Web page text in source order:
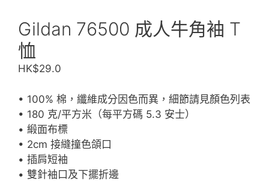
Gildan 76500 成人牛角袖 T
恤
HK$29.0
• 100% 棉，纖維成分因色而異，細節請見顏色列表
• 180 克/平方米（每平方碼 5.3 安士）
• 緞面布標
• 2cm 接縫撞色頜口
• 插肩短袖
• 雙針袖口及下擺折邊